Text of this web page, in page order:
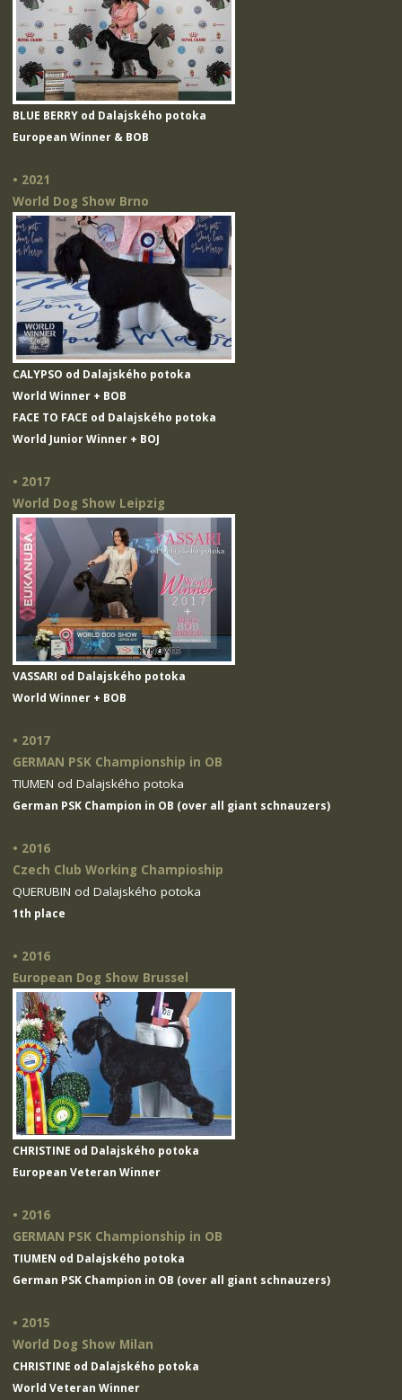
BLUE BERRY od Dalajského potoka
European Winner & BOB
• 2021
World Dog Show Brno
CALYPSO od Dalajského potoka
World Winner + BOB
FACE TO FACE od Dalajského potoka
World Junior Winner + BOJ
• 2017
World Dog Show Leipzig
VASSARI od Dalajského potoka
World Winner + BOB
• 2017
GERMAN PSK Championship in OB
TIUMEN od Dalajského potoka
German PSK Champion in OB (over all giant schnauzers)
• 2016
Czech Club Working Champioship
QUERUBIN od Dalajského potoka
1th place
• 2016
European Dog Show Brussel
CHRISTINE od Dalajského potoka
European Veteran Winner
• 2016
GERMAN PSK Championship in OB
TIUMEN od Dalajského potoka
German PSK Champion in OB (over all giant schnauzers)
• 2015
World Dog Show Milan
CHRISTINE od Dalajského potoka
World Veteran Winner